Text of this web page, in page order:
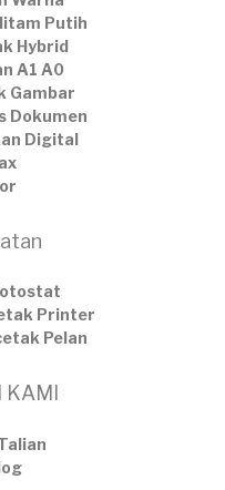
Putih
Hybrid
A1 A0
Gambar
Dokumen
Digital
Printer
Pelan